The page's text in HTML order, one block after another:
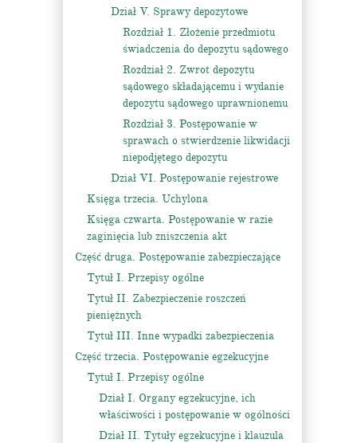
Dział V. Sprawy depozytowe
Rozdział 1. Złożenie przedmiotu
świadczenia do depozytu sądowego
Rozdział 2. Zwrot depozytu
sądowego składającemu i wydanie
depozytu sądowego uprawnionemu
Rozdział 3. Postępowanie w
sprawach o stwierdzenie likwidacji
niepodjętego depozytu
Dział VI. Postępowanie rejestrowe
Księga trzecia. Uchylona
Księga czwarta. Postępowanie w razie
zaginięcia lub zniszczenia akt
Część druga. Postępowanie zabezpieczające
Tytuł I. Przepisy ogólne
Tytuł II. Zabezpieczenie roszczeń
pieniężnych
Tytuł III. Inne wypadki zabezpieczenia
Część trzecia. Postępowanie egzekucyjne
Tytuł I. Przepisy ogólne
Dział I. Organy egzekucyjne, ich
właściwości i postępowanie w ogólności
Dział II. Tytuły egzekucyjne i klauzula